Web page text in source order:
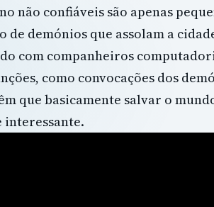
não confiáveis ​​são apenas
de demónios que assolam a
com companheiros
como convocações dos
que basicamente salvar o
interessante.